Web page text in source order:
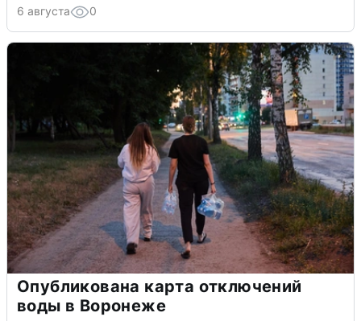
6 августа 0
Опубликована карта отключений
воды в Воронеже